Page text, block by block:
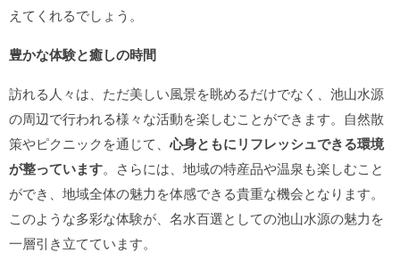
えてくれるでしょう。
豊かな体験と癒しの時間
訪れる人々は、ただ美しい風景を眺めるだけでなく、池山水源
の周辺で行われる様々な活動を楽しむことができます。自然散
策やピクニックを通じて、心身ともにリフレッシュできる環境
が整っています。さらには、地域の特産品や温泉も楽しむこと
ができ、地域全体の魅力を体感できる貴重な機会となります。
このような多彩な体験が、名水百選としての池山水源の魅力を
一層引き立てています。